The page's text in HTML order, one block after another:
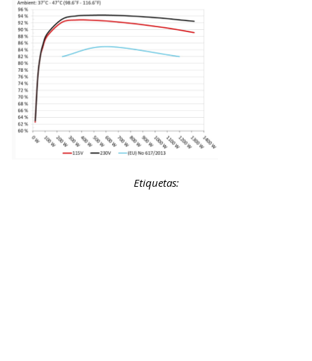
Etiquetas: